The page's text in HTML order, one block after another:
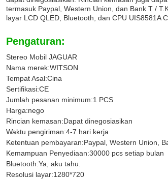
termasuk Paypal, Western Union, dan Bank T /
layar LCD QLED, Bluetooth, dan CPU UIS8581A
Pengaturan:
Stereo Mobil JAGUAR
Nama merek:WITSON
Tempat Asal:Cina
Sertifikasi:CE
Jumlah pesanan minimum:1 PCS
Harga:nego
Rincian kemasan:Dapat dinegosiasikan
Waktu pengiriman:4-7 hari kerja
Ketentuan pembayaran:Paypal, Western Union,
Kemampuan Penyediaan:30000 pcs setiap bulan
Bluetooth:Ya, aku tahu.
Resolusi layar:1280*720